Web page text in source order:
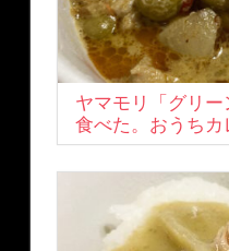
ヤマモリ「グリ
食べた。おうちカ